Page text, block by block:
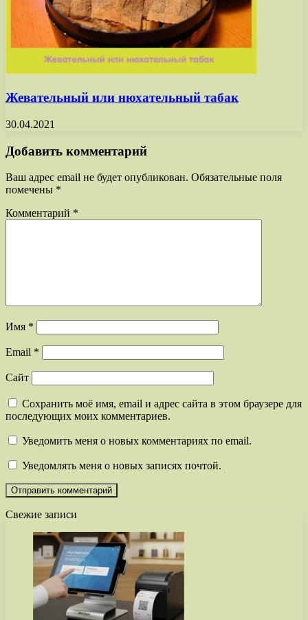
Жевательный или нюхательный табак
30.04.2021
Добавить комментарий
Ваш адрес email не будет опубликован. Обязательные поля
помечены *
Комментарий *
Имя *
Email *
Сайт
Сохранить моё имя, email и адрес сайта в этом браузере для
последующих моих комментариев.
Уведомить меня о новых комментариях по email.
Уведомлять меня о новых записях почтой.
Свежие записи